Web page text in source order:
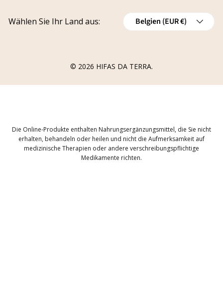
Stornierungen
Wählen Sie Ihr Land aus:
Land/Region
Belgien (EUR €)
© 2026 HIFAS DA TERRA.
Die Online-Produkte enthalten Nahrungsergänzungsmittel, die Sie nicht
erhalten, behandeln oder heilen und nicht die Aufmerksamkeit auf
medizinische Therapien oder andere verschreibungspflichtige
Medikamente richten.